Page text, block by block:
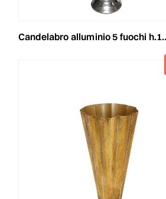
candelabro alluminio 5 fuochi h.100 cm -mira- argento lucido